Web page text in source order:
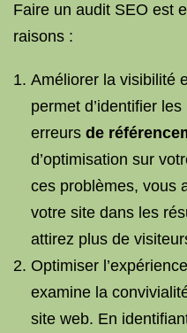
Faire un audit SEO est
raisons :
Améliorer la visibilité
permet d’identifier
erreurs de
d’optimisation sur
ces problèmes, vous
votre site dans les
attirez plus de
Optimiser
examine la
site web. En